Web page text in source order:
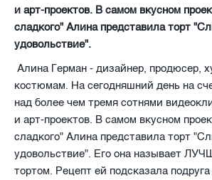
и арт-проектов. В самом вкусном
сладкого" Алина представила торт
удовольствие".
Алина Герман - дизайнер, продюсер,
костюмам. На сегодняшний день на
над более чем тремя сотнями
и арт-проектов. В самом вкусном
сладкого" Алина представила торт
удовольствие". Его она называет
тортом. Рецепт ей подсказала